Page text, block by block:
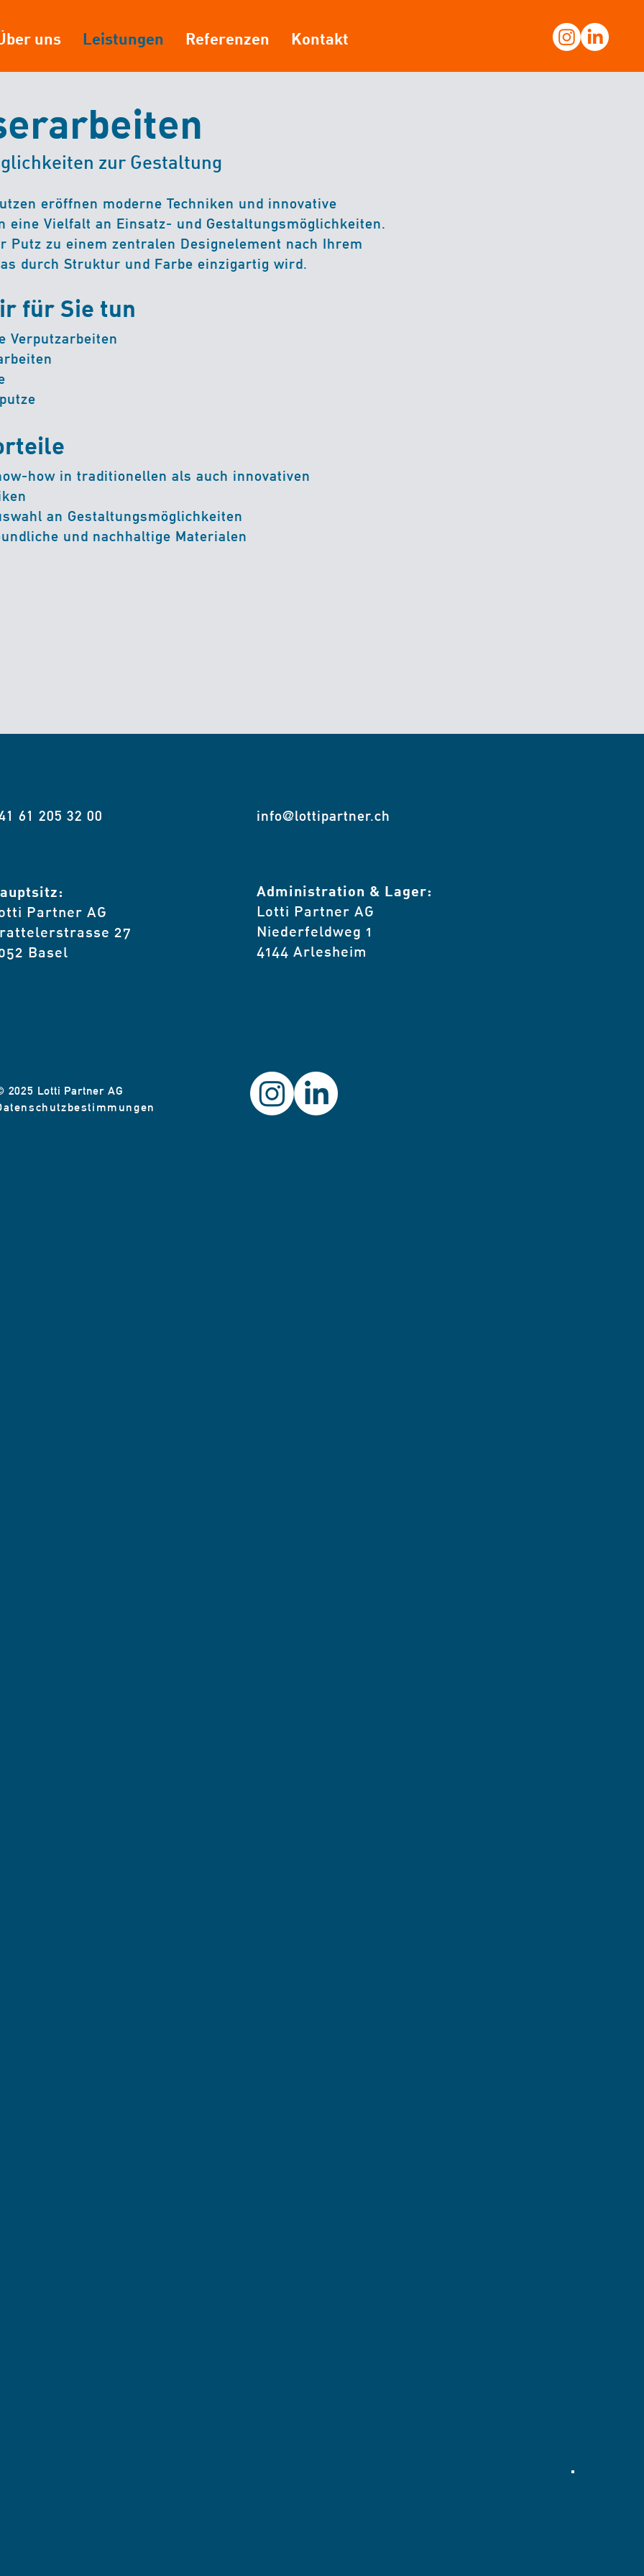
uns Leistungen Referenzen Kontakt
zur Gestaltung
eröffnen moderne Techniken und innovative
eine Vielfalt an Einsatz- und Gestaltungsmöglichkeiten.
Putz zu einem zentralen Designelement nach Ihrem
durch Struktur und Farbe einzigartig wird.
für Sie tun
Verputzarbeiten
how in traditionellen als auch innovativen
an Gestaltungsmöglichkeiten
und nachhaltige Materialen
61 205 32 00 info@lottipartner.ch
Partner AG
27
Basel
Administration & Lager:
Lotti Partner AG
Niederfeldweg 1
4144 Arlesheim​
2025 Lotti Partner AG